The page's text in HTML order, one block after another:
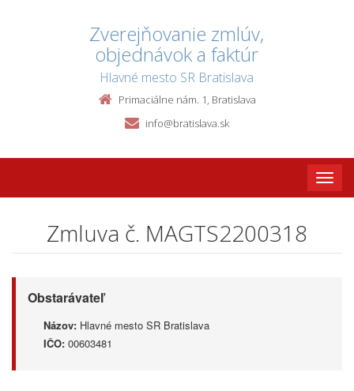
Zverejňovanie zmlúv,
objednávok a faktúr
Hlavné mesto SR Bratislava
Primaciálne nám. 1, Bratislava
info@bratislava.sk
Toggle
Zmluva č. MAGTS2200318
Obstarávateľ
Názov: Hlavné mesto SR Bratislava
IČO: 00603481